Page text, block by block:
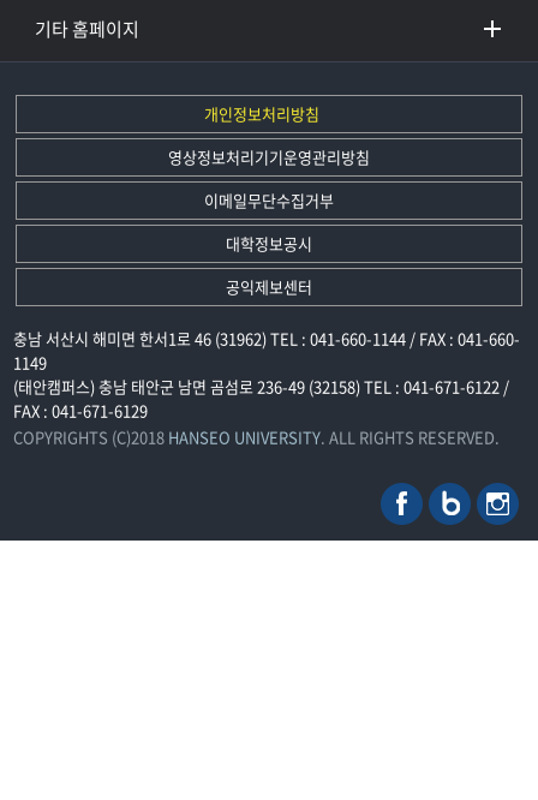
기타 홈페이지
개인정보처리방침
영상정보처리기기운영관리방침
이메일무단수집거부
대학정보공시
공익제보센터
충남 서산시 해미면 한서1로 46 (31962) TEL : 041-660-1144 / FAX : 041-660-
1149
(태안캠퍼스) 충남 태안군 남면 곰섬로 236-49 (32158) TEL : 041-671-6122 /
FAX : 041-671-6129
COPYRIGHTS (C)2018 HANSEO UNIVERSITY. ALL RIGHTS RESERVED.